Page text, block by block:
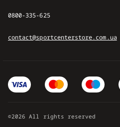
0800-335-625
contact@sportcenterstore.com.ua
©2026 All rights reserved